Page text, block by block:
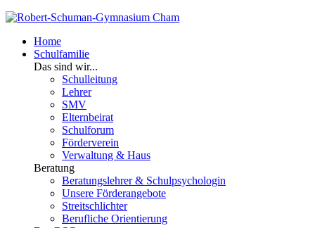
Home
Schulfamilie
Das sind wir...
Schulleitung
Lehrer
SMV
Elternbeirat
Schulforum
Förderverein
Verwaltung & Haus
Beratung
Beratungslehrer & Schulpsychologin
Unsere Förderangebote
Streitschlichter
Berufliche Orientierung